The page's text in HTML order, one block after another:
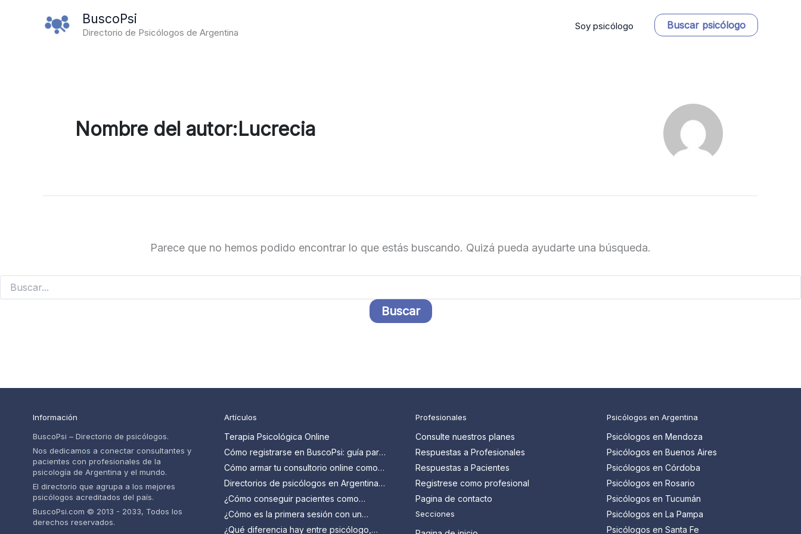
BuscoPsi
Directorio de Psicólogos de Argentina
Soy psicólogo Buscar psicólogo
Nombre del autor:Lucrecia
Parece que no hemos podido encontrar lo que estás buscando. Quizá pueda ayudarte una búsqueda.
por:
Información
BuscoPsi – Directorio de psicólogos.
Nos dedicamos a conectar consultantes y
pacientes con profesionales de la
psicología de Argentina y el mundo.
El directorio que agrupa a los mejores
psicólogos acreditados del país.
BuscoPsi.com © 2013 - 2033, Todos los
derechos reservados.
Artículos
Terapia Psicológica Online
Cómo registrarse en BuscoPsi: guía para
psicólogos que quieren conseguir más
Cómo armar tu consultorio online como
psicólogo en Argentina: guía paso a
Directorios de psicólogos en Argentina:
cuáles son y cómo aprovecharlos
¿Cómo conseguir pacientes como
psicólogo en Argentina?
¿Cómo es la primera sesión con un
psicólogo? Todo lo que tenés que
¿Qué diferencia hay entre psicólogo,
Profesionales
Consulte nuestros planes
Respuestas a Profesionales
Respuestas a Pacientes
Registrese como profesional
Pagina de contacto
Secciones
Psicólogos en Argentina
Psicólogos en Mendoza
Psicólogos en Buenos Aires
Psicólogos en Córdoba
Psicólogos en Rosario
Psicólogos en Tucumán
Psicólogos en La Pampa
Psicólogos en Santa Fe